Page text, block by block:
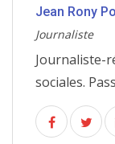
Jean Rony
Journaliste
Journaliste-
sociales.